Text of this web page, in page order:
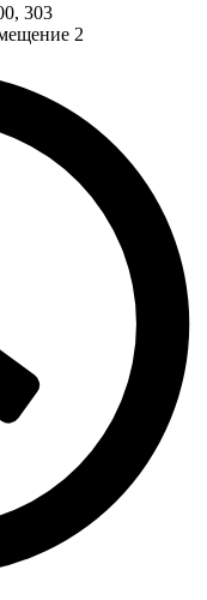
303
2